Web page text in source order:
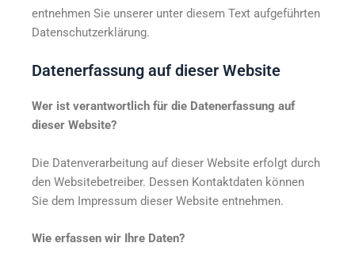
entnehmen Sie unserer unter diesem Text aufgeführten
Datenschutzerklärung.
Datenerfassung auf dieser Website
Wer ist verantwortlich für die Datenerfassung auf
dieser Website?
Die Datenverarbeitung auf dieser Website erfolgt durch
den Websitebetreiber. Dessen Kontaktdaten können
Sie dem Impressum dieser Website entnehmen.
Wie erfassen wir Ihre Daten?